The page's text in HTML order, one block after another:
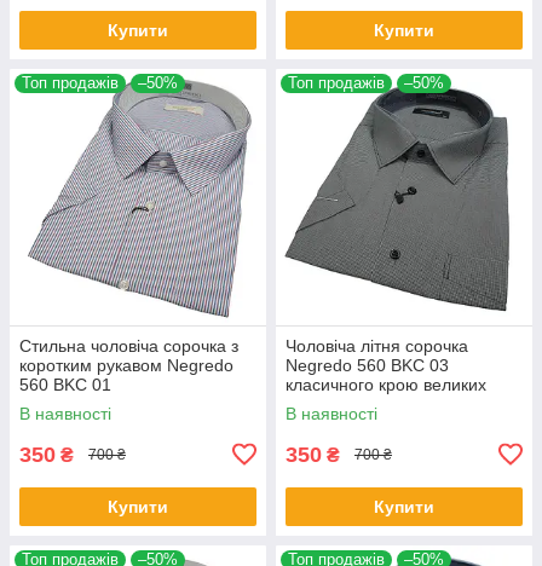
Купити Купити
Топ продажів –50%
Стильна чоловіча сорочка з
коротким рукавом Negredo
560 BKC 01
В наявності
350 ₴ 700 ₴
Купити
Топ продажів –50%
Чоловіча літня сорочка
Negredo 560 BKC 03
класичного крою великих
розмірів
В наявності
350 ₴ 700 ₴
Купити
Топ продажів –50% Топ продажів –50%